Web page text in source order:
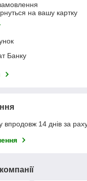
на вашу картку
Банку
впродовж 14 днів за